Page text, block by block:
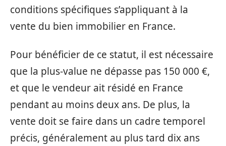
conditions spécifiques s’appliquant à la
vente du bien immobilier en France.
Pour bénéficier de ce statut, il est nécessaire
que la plus-value ne dépasse pas 150 000 €,
et que le vendeur ait résidé en France
pendant au moins deux ans. De plus, la
vente doit se faire dans un cadre temporel
précis, généralement au plus tard dix ans